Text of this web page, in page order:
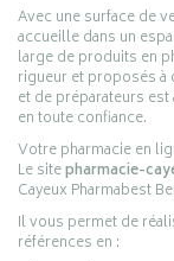
Avec une surface de
accueille dans un
large de produits en
rigueur et proposés à
et de préparateurs
en toute confiance.
Votre pharmacie en
Le sitepharmacie-
Cayeux Pharmabest
Il vous permet de
références en :